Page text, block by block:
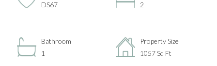
DS67
2
Bathroom
1
Property Size
1057 Sq Ft